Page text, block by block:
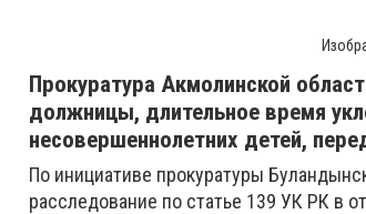
Прокуратура Акмолинской
должницы, длительное время
несовершеннолетних детей,
По инициативе прокуратуры
расследование по статье 139 УК РК в